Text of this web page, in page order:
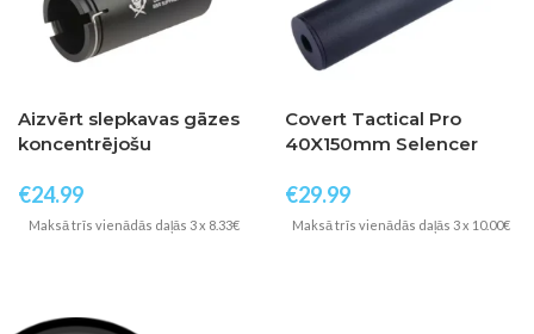
Aizvērt slepkavas gāzes
koncentrējošu
elementu
€24.99
Maksā trīs vienādās daļās 3 x 8.33€
Covert Tactical Pro
40X150mm Selencer
€29.99
Maksā trīs vienādās daļās 3 x 10.00€